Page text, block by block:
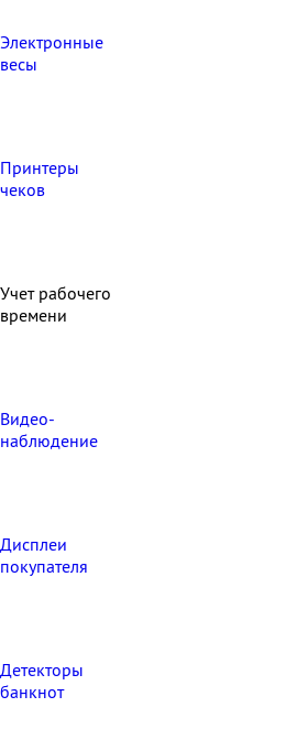
Электронные
весы
Принтеры
чеков
Учет рабочего
времени
Видео‑
наблюдение
Дисплеи
покупателя
Детекторы
банкнот